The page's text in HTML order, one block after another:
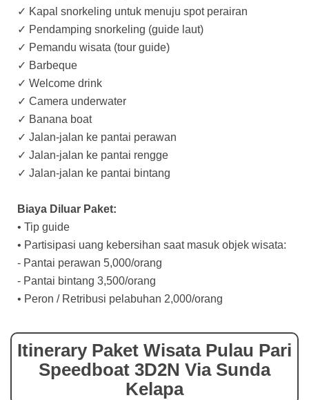
✓ Kapal snorkeling untuk menuju spot perairan
✓ Pendamping snorkeling (guide laut)
✓ Pemandu wisata (tour guide)
✓ Barbeque
✓ Welcome drink
✓ Camera underwater
✓ Banana boat
✓ Jalan-jalan ke pantai perawan
✓ Jalan-jalan ke pantai rengge
✓ Jalan-jalan ke pantai bintang
Biaya Diluar Paket:
• Tip guide
• Partisipasi uang kebersihan saat masuk objek wisata:
- Pantai perawan 5,000/orang
- Pantai bintang 3,500/orang
• Peron / Retribusi pelabuhan 2,000/orang
Itinerary Paket Wisata Pulau Pari
Speedboat 3D2N Via Sunda
Kelapa